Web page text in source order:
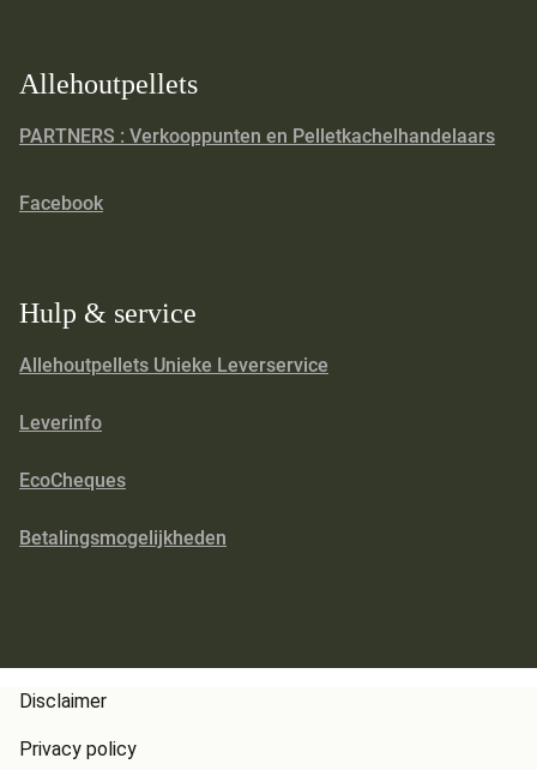
Allehoutpellets
PARTNERS : Verkooppunten en Pelletkachelhandelaars
Facebook
Hulp & service
Allehoutpellets Unieke Leverservice
Leverinfo
EcoCheques
Betalingsmogelijkheden
Disclaimer
Privacy policy